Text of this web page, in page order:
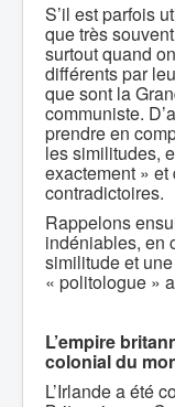
S’il est parfois
que très
surtout quand
différents par
que sont la
communiste.
prendre en
les similitudes,
exactement »
contradictoires.
Rappelons
indéniables, en
similitude et
« politologue »
L’empire
colonial du
L’Irlande a été